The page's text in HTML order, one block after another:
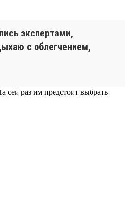
экспертами,
с облегчением,
сей раз им предстоит выбрать